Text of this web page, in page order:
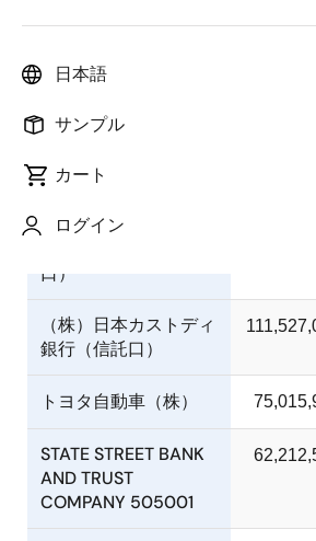
日本語
サンプル
カート
ログイン
株主名
日本マスタートラスト
口）
（株）日本カストディ
銀行（信託口）
トヨタ自動車（株）
STATE STREET BANK
AND TRUST
COMPANY 505001